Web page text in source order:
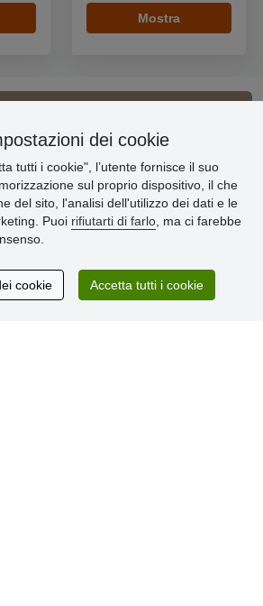
Mostra
Privacy
dei cookie
tutti i cookie", l’utente fornisce il suo
sul proprio dispositivo, il che
del sito, l'analisi dell'utilizzo dei dati e le
Puoi rifiutarti di farlo , ma ci farebbe
cookie Accetta tutti i cookie